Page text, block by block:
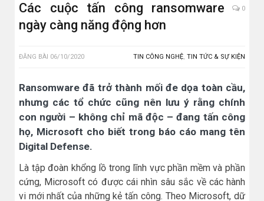
Các cuộc tấn công ransomware
ngày càng năng động hơn
0
ĐĂNG BÀI 06/10/2020 TIN CÔNG NGHỆ, TIN TỨC & SỰ KIỆN
Ransomware đã trở thành mối đe dọa toàn cầu,
nhưng các tổ chức cũng nên lưu ý rằng chính
con người – không chỉ mã độc – đang tấn công
họ, Microsoft cho biết trong báo cáo mang tên
Digital Defense.
Là tập đoàn khổng lồ trong lĩnh vực phần mềm và phần
cứng, Microsoft có được cái nhìn sâu sắc về các hành
vi mới nhất của những kẻ tấn công. Theo Microsoft, dữ